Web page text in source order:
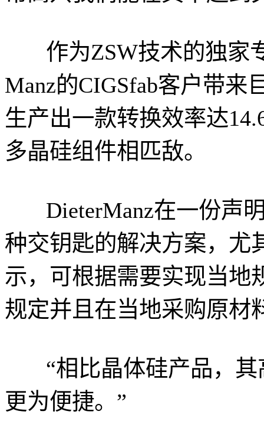
作为ZSW技术的独家
Manz的CIGSfab客户带来
生产出一款转换效率达
多晶硅组件相匹敌。
DieterManz在一份声明
种交钥匙的解决方案，尤
示，可根据需要实现当地
规定并且在当地采购原材
“相比晶体硅产品，其
更为便捷。”